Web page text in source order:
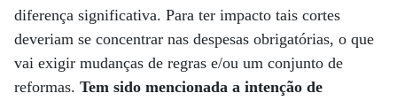
diferença significativa. Para ter impacto tais cortes
deveriam se concentrar nas despesas obrigatórias, o que
vai exigir mudanças de regras e/ou um conjunto de
reformas. Tem sido mencionada a intenção de